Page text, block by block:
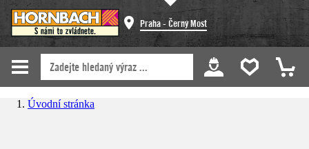
Praha - Černý Most
Úvodní stránka